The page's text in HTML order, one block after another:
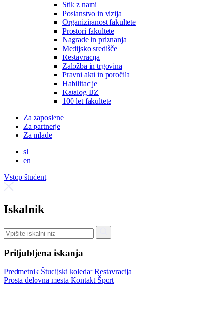
Stik z nami
Poslanstvo in vizija
Organiziranost fakultete
Prostori fakultete
Nagrade in priznanja
Medijsko središče
Restavracija
Založba in trgovina
Pravni akti in poročila
Habilitacije
Katalog IJZ
100 let fakultete
Za zaposlene
Za partnerje
Za mlade
sl
en
Vstop študent
Iskalnik
Priljubljena iskanja
Predmetnik Študijski koledarRestavracija
Prosta delovna mesta Kontakt Šport